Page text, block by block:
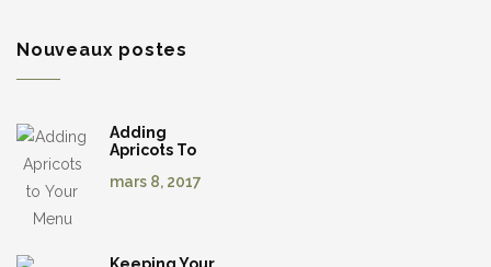
Nouveaux postes
Adding
Apricots To
mars 8, 2017